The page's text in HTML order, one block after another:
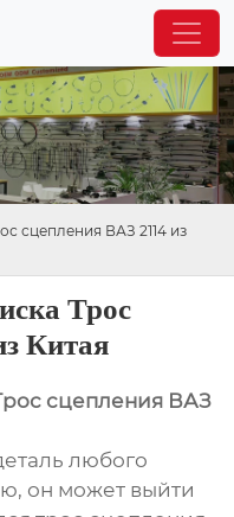
сцепления ВАЗ 2114 из
Трос
Китая
сцепления ВАЗ
любого
он может выйти